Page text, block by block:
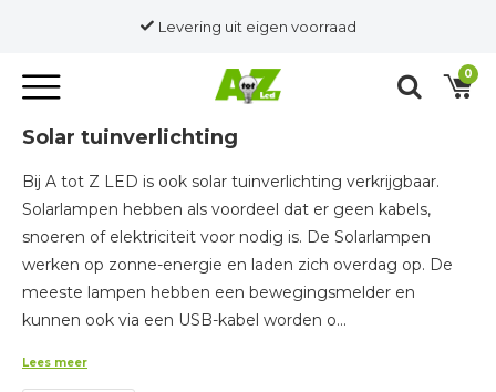
Levering uit eigen voorraad
0
Solar tuinverlichting
Bij A tot Z LED is ook solar tuinverlichting verkrijgbaar.
Solarlampen hebben als voordeel dat er geen kabels,
snoeren of elektriciteit voor nodig is. De Solarlampen
werken op zonne-energie en laden zich overdag op. De
meeste lampen hebben een bewegingsmelder en
kunnen ook via een USB-kabel worden o...
Lees meer